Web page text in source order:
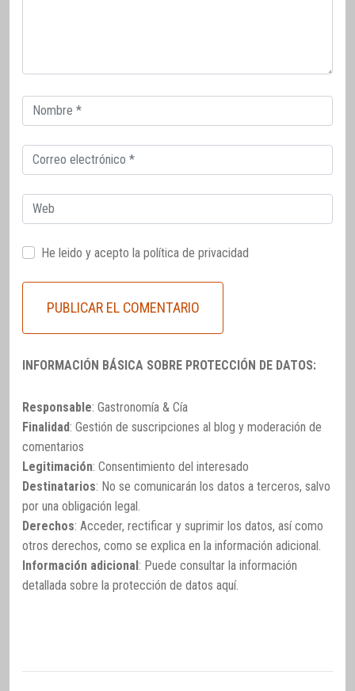
Correo
electrónico
Correo
electrónico
Web
He leido y acepto la política de privacidad
INFORMACIÓN BÁSICA SOBRE PROTECCIÓN DE DATOS:
Responsable: Gastronomía & Cía
Finalidad: Gestión de suscripciones al blog y moderación de
comentarios
Legitimación: Consentimiento del interesado
Destinatarios: No se comunicarán los datos a terceros, salvo
por una obligación legal.
Derechos: Acceder, rectificar y suprimir los datos, así como
otros derechos, como se explica en la información adicional.
Información adicional: Puede consultar la información
detallada sobre la protección de datos aquí.